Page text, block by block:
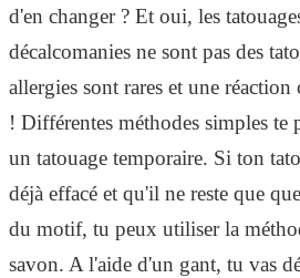
d'en changer ? Et oui, les
décalcomanies ne sont pas des
allergies sont rares et une
! Différentes méthodes simples te
un tatouage temporaire. Si ton
déjà effacé et qu'il ne reste que
du motif, tu peux utiliser la
savon. A l'aide d'un gant, tu vas